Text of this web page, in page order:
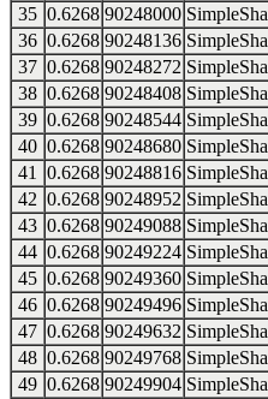
35 0.6268 90248000
36 0.6268 90248136
37 0.6268 90248272
38 0.6268 90248408
39 0.6268 90248544
40 0.6268 90248680
41
0.6268 90248816
42 0.6268 90248952
43 0.6268 90249088
44 0.6268 90249224
45 0.6268 90249360
46 0.6268 90249496
47 0.6268 90249632
48 0.6268 90249768
49 0.6268 90249904